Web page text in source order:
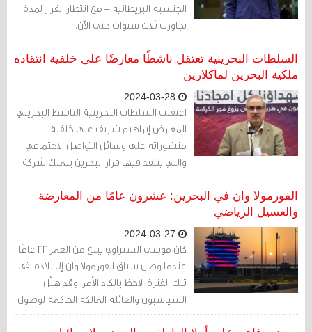
الجنسية البريطانية – مع انتظار القرار لمدة
تجاوزت ثلاث سنوات حتى الآن.
السلطات البحرينية تعتقل ناشطًا معارضًا على خلفية انتقاده
ملكية البحرين لماكلارين
اعتقلت السلطات البحرينية الناشط البحريني
المعارض إبراهيم شريف على خلفية
منشوراته على وسائل التواصل الاجتماعي،
والتي ينتقد فيها قرار البحرين بتملك شركة
السيارات البريطانية ماكلارين بشكل كامل.
الفورمولا وان في البحرين: عشرون عامًا من المعارضة
والغسيل الرياضي
كان موسى الستراوي يبلغ من العمر 22 عامًا
عندما وصل سباق الفورمولا وان إلى بلاده. في
تلك الفترة، لاحظ بالكاد الأمر. وقد هلّل
السياسيون والعائلة المالكة الحاكمة لوصول
رياضة السيارات في العام 2004 إلى مملكة